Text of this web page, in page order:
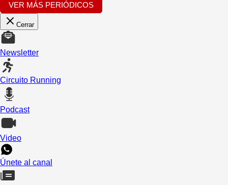
VER MÁS PERIÓDICOS
Cerrar
Newsletter
Circuito Running
Podcast
Video
Únete al canal